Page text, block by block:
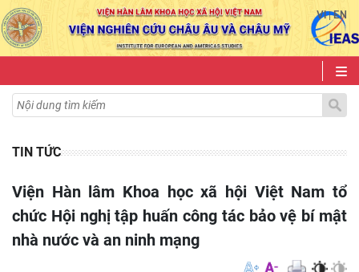
VI|EN
TIN TỨC
Viện Hàn lâm Khoa học xã hội Việt Nam tổ
chức Hội nghị tập huấn công tác bảo vệ bí mật
nhà nước và an ninh mạng